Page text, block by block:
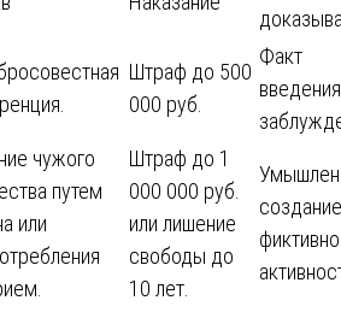
Штраф до 500
000 руб.
Факт
чужого
путем
или
Штраф до 1
000 000 руб.
или лишение
свободы до
10 лет.
создание